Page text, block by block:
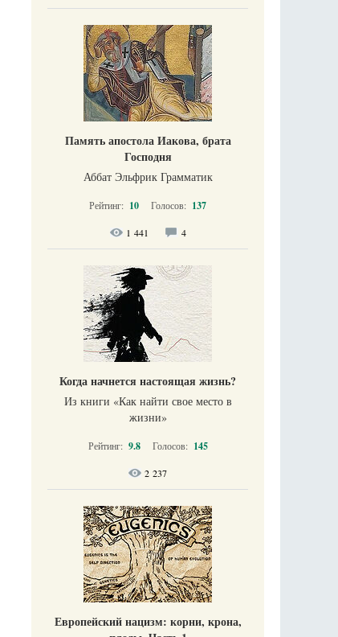
Память апостола Иакова, брата
Господня
Аббат Эльфрик Грамматик
Рейтинг: 10 Голосов: 137
1 441 4
Когда начнется настоящая жизнь?
Из книги «Как найти свое место в
жизни​»
Рейтинг: 9.8 Голосов: 145
2 237
Европейский нацизм: корни, крона,